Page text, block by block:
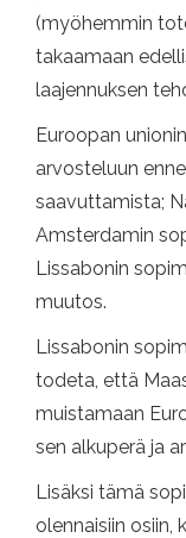
(myöhemmin
takaamaan
laajennuksen
Euroopan
arvosteluun
saavuttamista;
Amsterdamin
Lissabonin
muutos.
Lissabonin
todeta, että
muistamaan
sen alkuperä ja
Lisäksi tämä
olennaisiin osiin,